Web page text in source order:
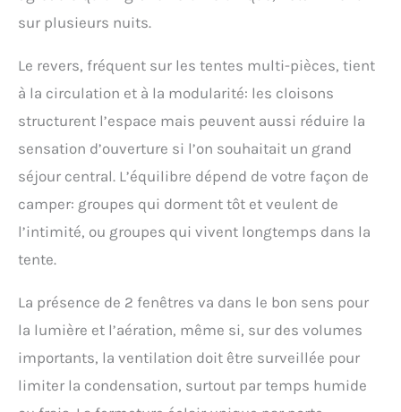
sur plusieurs nuits.
Le revers, fréquent sur les tentes multi-pièces, tient
à la circulation et à la modularité: les cloisons
structurent l’espace mais peuvent aussi réduire la
sensation d’ouverture si l’on souhaitait un grand
séjour central. L’équilibre dépend de votre façon de
camper: groupes qui dorment tôt et veulent de
l’intimité, ou groupes qui vivent longtemps dans la
tente.
La présence de 2 fenêtres va dans le bon sens pour
la lumière et l’aération, même si, sur des volumes
importants, la ventilation doit être surveillée pour
limiter la condensation, surtout par temps humide